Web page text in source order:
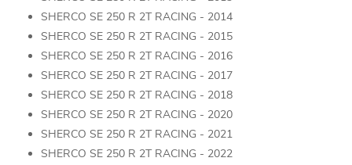
SHERCO SE 250 R 2T RACING - 2014
SHERCO SE 250 R 2T RACING - 2015
SHERCO SE 250 R 2T RACING - 2016
SHERCO SE 250 R 2T RACING - 2017
SHERCO SE 250 R 2T RACING - 2018
SHERCO SE 250 R 2T RACING - 2020
SHERCO SE 250 R 2T RACING - 2021
SHERCO SE 250 R 2T RACING - 2022